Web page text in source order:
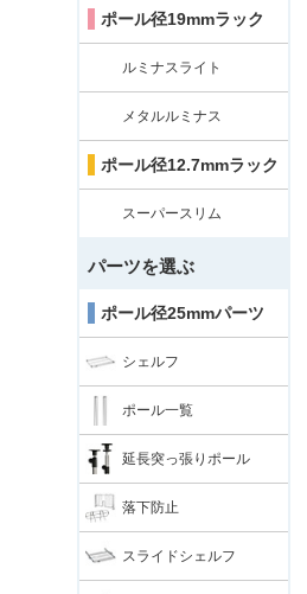
ポール径19mmラック
ルミナスライト
メタルルミナス
ポール径12.7mmラック
スーパースリム
パーツを選ぶ
ポール径25mmパーツ
シェルフ
ポール一覧
延長突っ張りポール
落下防止
スライドシェルフ